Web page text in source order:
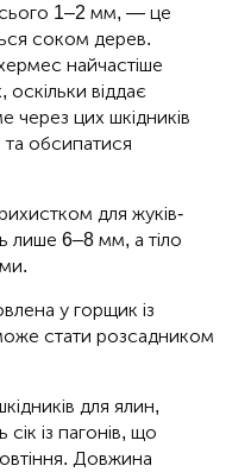
1–2 мм, — це
соком дерев.
найчастіше
віддає
цих шкідників
обсипатися
для жуків-
лише 6–8 мм, а тіло
у горщик із
стати розсадником
для ялин,
із пагонів, що
Довжина